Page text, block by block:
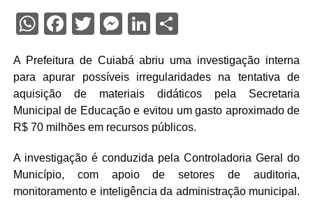
WhatsApp
Facebook
Twitter
Messenger
LinkedIn
Share
A Prefeitura de Cuiabá abriu uma investigação interna
para apurar possíveis irregularidades na tentativa de
aquisição de materiais didáticos pela Secretaria
Municipal de Educação e evitou um gasto aproximado de
R$ 70 milhões em recursos públicos.
A investigação é conduzida pela Controladoria Geral do
Município, com apoio de setores de auditoria,
monitoramento e inteligência da administração municipal.